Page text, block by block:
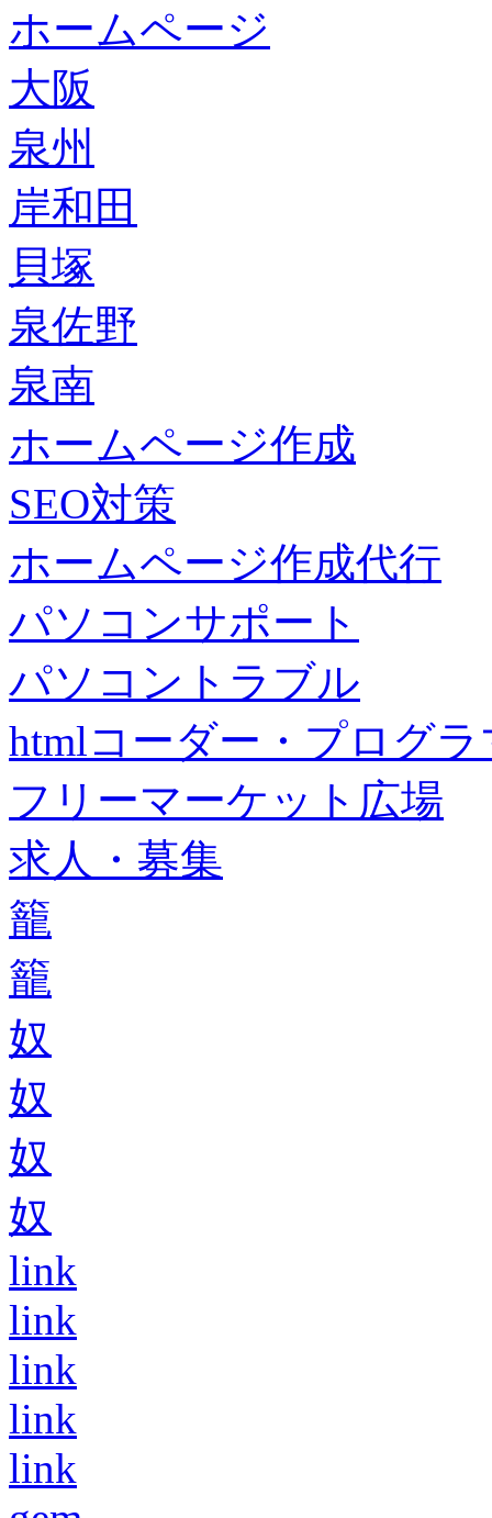
ホームページ
大阪
泉州
岸和田
貝塚
泉佐野
泉南
ホームページ作成
SEO対策
ホームページ作成代行
パソコンサポート
パソコントラブル
htmlコーダー・プログラ
フリーマーケット広場
求人・募集
籠
籠
奴
奴
奴
奴
link
link
link
link
link